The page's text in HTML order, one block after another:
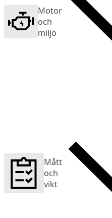
Motor
och
miljö
Mått
och
vikt